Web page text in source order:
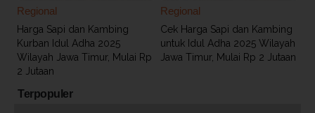
Regional
Harga Sapi dan Kambing
Kurban Idul Adha 2025
Wilayah Jawa Timur, Mulai Rp
2 Jutaan
Regional
Cek Harga Sapi dan Kambing
untuk Idul Adha 2025 Wilayah
Jawa Timur, Mulai Rp 2 Jutaan
Terpopuler